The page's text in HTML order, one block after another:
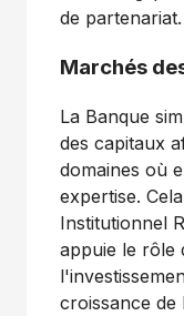
de partenariat.
Marchés
La Banque
des capitaux
domaines où
expertise.
Institutionnel
appuie le rôle
croissance